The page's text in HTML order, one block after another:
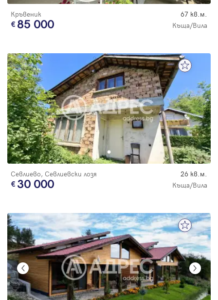
Кръвеник 67 кв.м.
85 000 Къща/Вила
Севлиево, Севлиевски лозя 26 кв.м.
30 000 Къща/Вила